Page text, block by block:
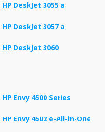
HP DeskJet 3055 a
HP DeskJet 3057 a
HP DeskJet 3060
HP Envy 4500 Series
HP Envy 4502 e-All-in-One